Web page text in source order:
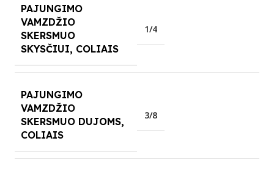
PAJUNGIMO
VAMZDŽIO
SKERSMUO
SKYSČIUI, COLIAIS
1/4
PAJUNGIMO
VAMZDŽIO
SKERSMUO DUJOMS,
COLIAIS
3/8